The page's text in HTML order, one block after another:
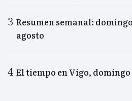
Resumen semanal:
agosto
El tiempo en Vigo, domingo